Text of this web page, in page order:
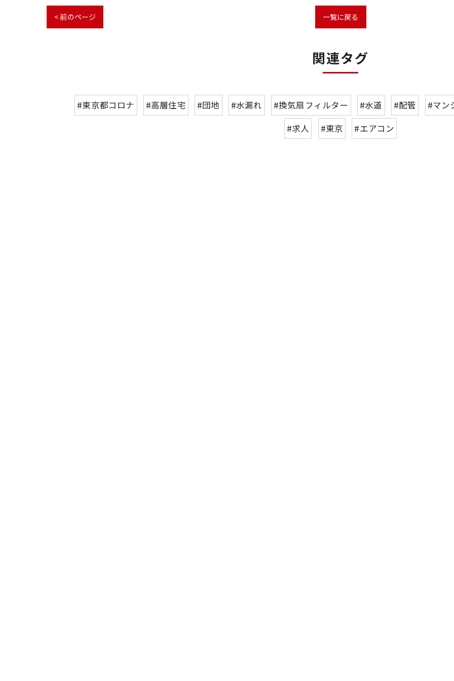
< 前のページ 一覧に戻る
関連タグ
#東京都コロナ #高層住宅 #団地 #水漏れ #換気扇フィルター #水道 #配管
#マン
#求人
#東京 #エアコン